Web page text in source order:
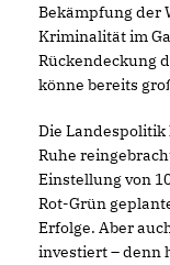
Bekämpfung der
Kriminalität im
Rückendeckung
könne bereits
Die
Ruhe
Einstellung von
Rot-Grün
Erfolge. Aber
investiert – denn